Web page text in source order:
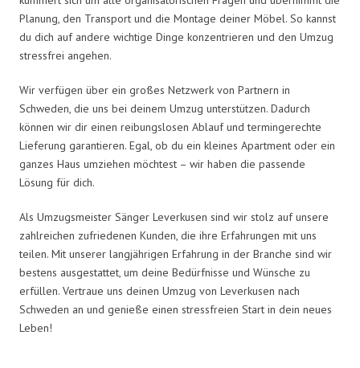
Planung, den Transport und die Montage deiner Möbel. So kannst
du dich auf andere wichtige Dinge konzentrieren und den Umzug
stressfrei angehen.
Wir verfügen über ein großes Netzwerk von Partnern in
Schweden, die uns bei deinem Umzug unterstützen. Dadurch
können wir dir einen reibungslosen Ablauf und termingerechte
Lieferung garantieren. Egal, ob du ein kleines Apartment oder ein
ganzes Haus umziehen möchtest – wir haben die passende
Lösung für dich.
Als Umzugsmeister Sänger Leverkusen sind wir stolz auf unsere
zahlreichen zufriedenen Kunden, die ihre Erfahrungen mit uns
teilen. Mit unserer langjährigen Erfahrung in der Branche sind wir
bestens ausgestattet, um deine Bedürfnisse und Wünsche zu
erfüllen. Vertraue uns deinen Umzug von Leverkusen nach
Schweden an und genieße einen stressfreien Start in dein neues
Leben!